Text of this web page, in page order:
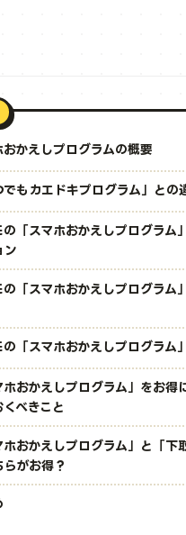
おかえしプログラムの概要
でもカエドキプログラム」との
の「スマホおかえしプログラム
ン
の「スマホおかえしプログラム
の「スマホおかえしプログラム
ホおかえしプログラム」をお得
くべきこと
ホおかえしプログラム」と「下
らがお得？